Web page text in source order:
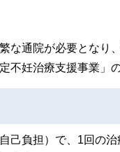
な通院が必要となり
不妊治療支援事業」
己負担）で、1回の